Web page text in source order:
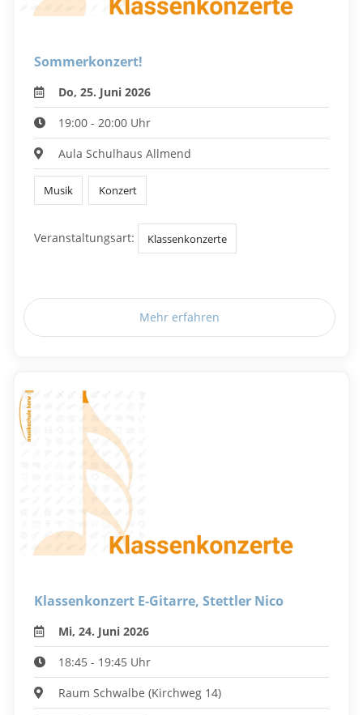
Sommerkonzert!
Do, 25. Juni 2026
19:00 - 20:00 Uhr
Aula Schulhaus Allmend
Musik Konzert
Veranstaltungsart: Klassenkonzerte
Mehr erfahren
Klassenkonzert E-Gitarre, Stettler Nico
Mi, 24. Juni 2026
18:45 - 19:45 Uhr
Raum Schwalbe (Kirchweg 14)